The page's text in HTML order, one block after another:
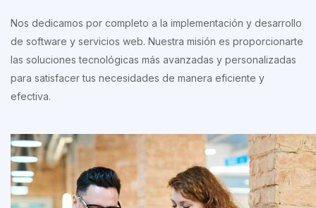
Nos dedicamos por completo a la implementación y desarrollo
de software y servicios web. Nuestra misión es proporcionarte
las soluciones tecnológicas más avanzadas y personalizadas
para satisfacer tus necesidades de manera eficiente y
efectiva.